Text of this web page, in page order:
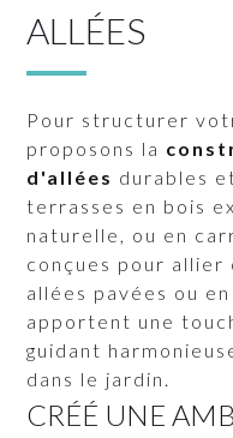
ALLÉES
Pour structurer
proposons la
d'allées durables
terrasses en bois
naturelle, ou en
conçues pour allier
allées pavées ou
apportent une
guidant
dans le jardin.
CRÉÉ UNE